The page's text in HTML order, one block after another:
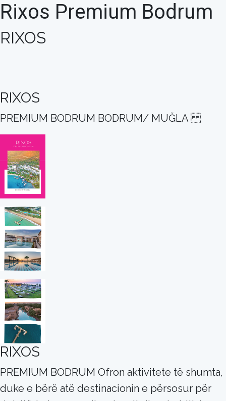
Rixos Premium Bodrum
RIXOS
RIXOS
PREMIUM BODRUM BODRUM/ MUĞLA
RIXOS
PREMIUM BODRUM Ofron aktivitete të shumta,
duke e bërë atë destinacionin e përsosur për